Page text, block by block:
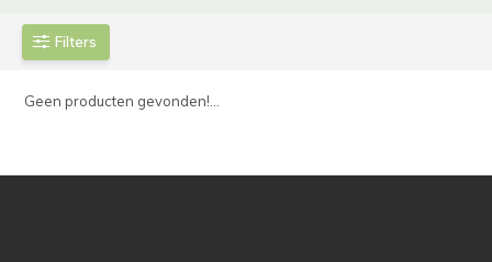
Filters
Geen producten gevonden!...